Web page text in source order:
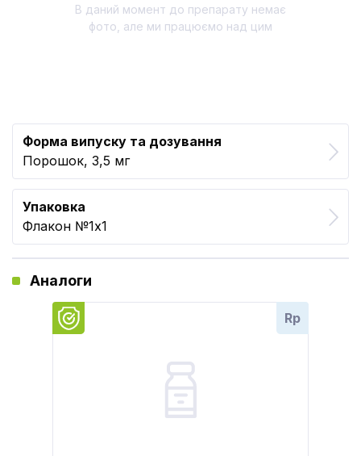
В даний момент до препарату немає
фото, але ми працюємо над цим
Форма випуску та дозування
Порошок, 3,5 мг
Упаковка
Флакон №1x1
Аналоги
Rp